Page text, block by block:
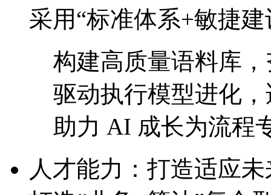
采用“标准体系+敏捷
构建高质量语料库
驱动执行模型进化
助力 AI 成长为流程专
人才能力：打造适应